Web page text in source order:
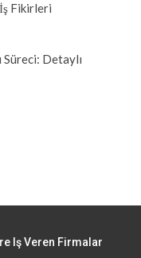
Fikirleri
Süreci: Detaylı
Iş Veren Firmalar